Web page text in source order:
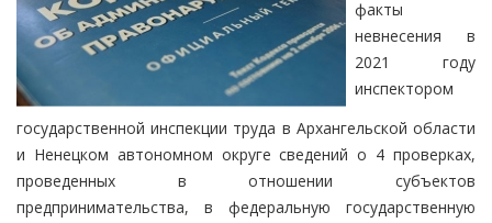
факты
невнесения в
2021 году
инспектором
государственной инспекции труда в Архангельской области
и Ненецком автономном округе сведений о 4 проверках,
проведенных в отношении субъектов
предпринимательства, в федеральную государственную